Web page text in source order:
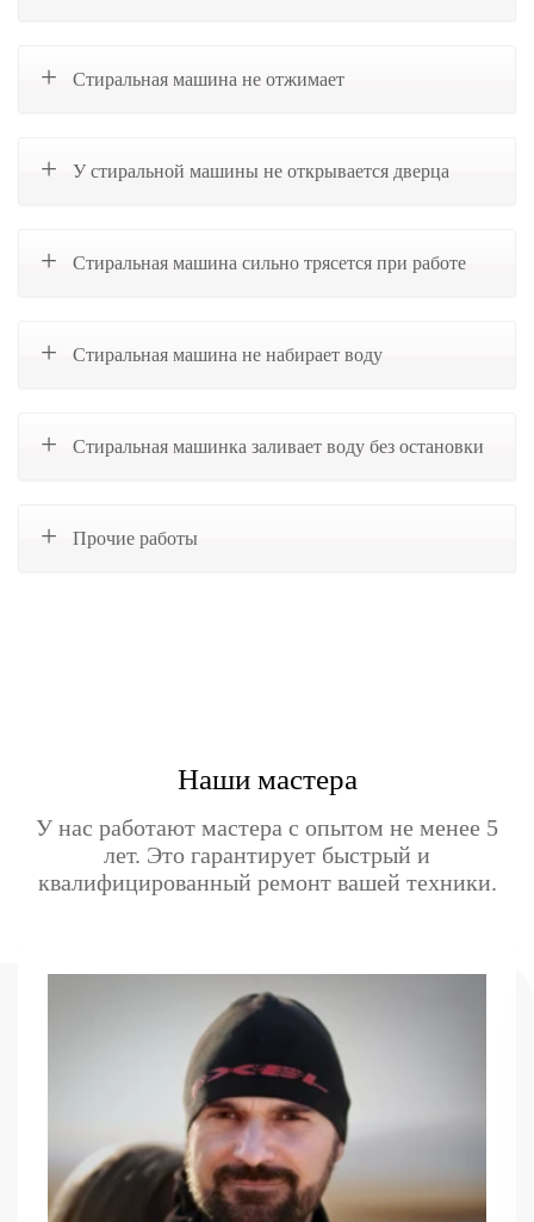
Стиральная машина не отжимает
У стиральной машины не открывается дверца
Стиральная машина сильно трясется при работе
Стиральная машина не набирает воду
Стиральная машинка заливает воду без остановки
Прочие работы
Наши мастера
У нас работают мастера с опытом не менее 5
лет. Это гарантирует быстрый и
квалифицированный ремонт вашей техники.